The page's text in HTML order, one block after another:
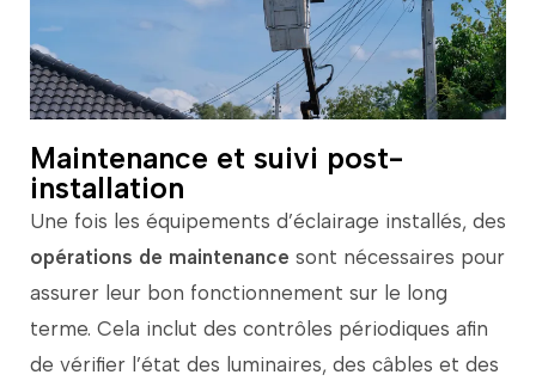
Maintenance et suivi post-
installation
Une fois les équipements d’éclairage installés, des
opérations de maintenance sont nécessaires pour
assurer leur bon fonctionnement sur le long
terme. Cela inclut des contrôles périodiques afin
de vérifier l’état des luminaires, des câbles et des